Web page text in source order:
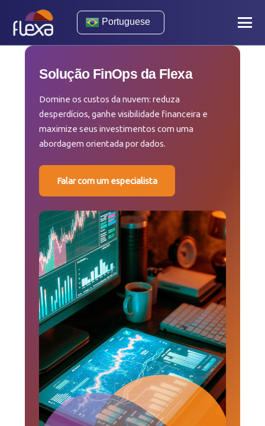
Portuguese
Solução FinOps da Flexa
Domine os custos da nuvem: reduza
desperdícios, ganhe visibilidade financeira e
maximize seus investimentos com uma
abordagem orientada por dados.
Falar com um especialista